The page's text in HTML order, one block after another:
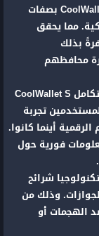
تتمتع CoolWallet S بصفات
مما يحقق
بذلك
محافظهم
تتكامل CoolWallet S
تجربة
أينما كانوا.
فورية حول
ر CoolWallet S تكنولوجيا شرائح
وذلك من
الهجمات أو